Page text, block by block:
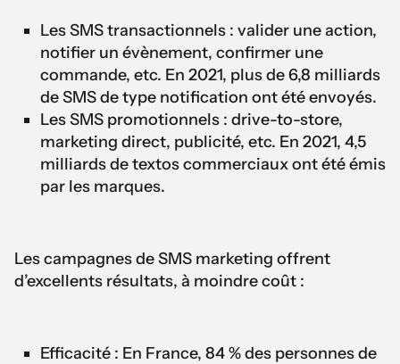
Les SMS transactionnels : valider une action,
notifier un évènement, confirmer une
commande, etc. En 2021, plus de 6,8 milliards
de SMS de type notification ont été envoyés.
Les SMS promotionnels : drive-to-store,
marketing direct, publicité, etc. En 2021, 4,5
milliards de textos commerciaux ont été émis
par les marques.
Les campagnes de SMS marketing offrent
d’excellents résultats, à moindre coût :
Efficacité : En France, 84 % des personnes de